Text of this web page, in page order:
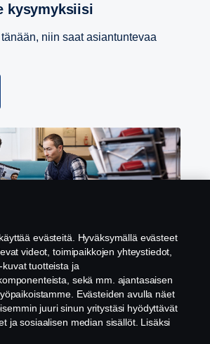
kysymyksiisi
niin saat asiantuntevaa
rahoitus- ja leasingratkaisuja
tarpeisiin.
evästeitä. Hyväksymällä evästeet
videot, toimipaikkojen yhteystiedot,
tuotteista ja
sekä mm. ajantasaisen
Evästeiden avulla näet
juuri sinun yritystäsi hyödyttävät
ja sosiaalisen median sisällöt. Lisäksi